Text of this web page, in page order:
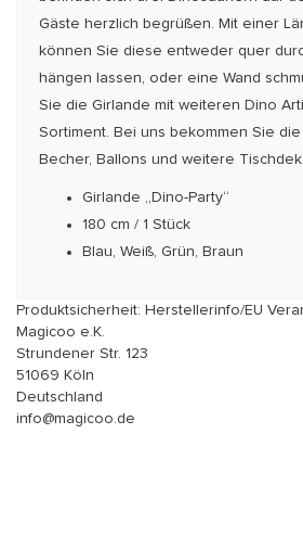
Gäste herzlich begrüßen. Mit einer
können Sie diese entweder quer
hängen lassen, oder eine Wand
Sie die Girlande mit weiteren Dino
Sortiment. Bei uns bekommen Sie
Becher, Ballons und weitere
Girlande „Dino-Party“
180 cm / 1 Stück
Blau, Weiß, Grün, Braun
Produktsicherheit: Herstellerinfo/EU
Magicoo e.K.
Strundener Str. 123
51069 Köln
Deutschland
info@magicoo.de